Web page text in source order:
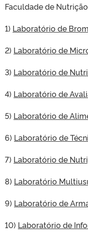
Faculdade de
1) Laboratório de
2) Laboratório de
3) Laboratório de
4) Laboratório de
5) Laboratório de
6) Laboratório de
7) Laboratório de
8) Laboratório
9) Laboratório de
10) Laboratório de